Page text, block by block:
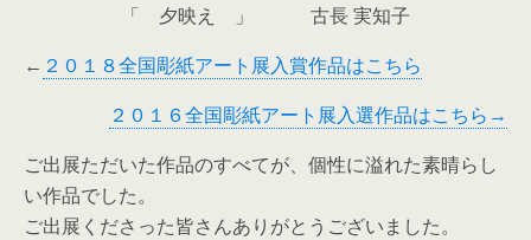
「 夕映え 」 古長 実知子
← ２０１８全国彫紙アート展入賞作品はこちら
２０１６全国彫紙アート展入選作品はこちら→
ご出展ただいた作品のすべてが、個性に溢れた素晴らし
い作品でした。
ご出展くださった皆さんありがとうございました。